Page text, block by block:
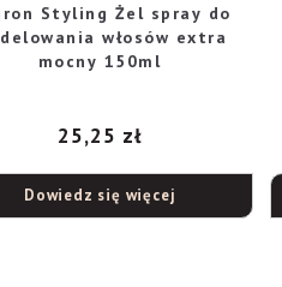
Styling Żel spray do
włosów extra
mocny 150ml
25,25 zł
Dowiedz się więcej